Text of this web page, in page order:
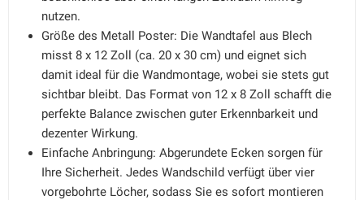
nutzen.
Größe des Metall Poster: Die Wandtafel aus Blech
misst 8 x 12 Zoll (ca. 20 x 30 cm) und eignet sich
damit ideal für die Wandmontage, wobei sie stets gut
sichtbar bleibt. Das Format von 12 x 8 Zoll schafft die
perfekte Balance zwischen guter Erkennbarkeit und
dezenter Wirkung.
Einfache Anbringung: Abgerundete Ecken sorgen für
Ihre Sicherheit. Jedes Wandschild verfügt über vier
vorgebohrte Löcher, sodass Sie es sofort montieren